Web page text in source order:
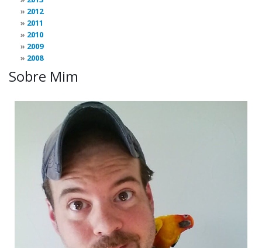
2012
2011
2010
2009
2008
Sobre Mim